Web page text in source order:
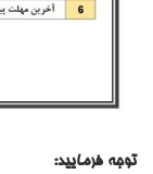
توجه فرمایید: